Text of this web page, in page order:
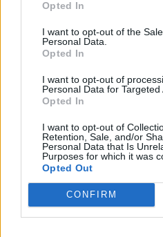
Opted In
I want to opt-out of the
Personal Data.
Opted In
I want to opt-out of
Personal Data for Targeted
Opted In
I want to opt-out of
Retention, Sale, and/or
Personal Data that Is
Purposes for which it was
Opted Out
CONFIRM
създаде нови
07.08.2026 / 15:30